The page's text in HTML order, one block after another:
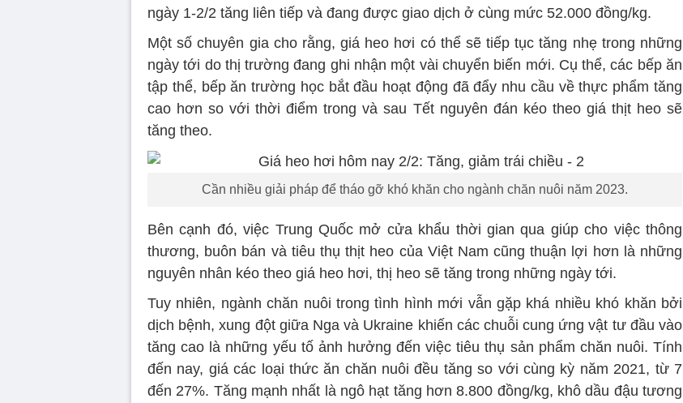
ngày 1-2/2 tăng liên tiếp và đang được giao dịch ở cùng mức 52.000 đồng/kg.
Một số chuyên gia cho rằng, giá heo hơi có thể sẽ tiếp tục tăng nhẹ trong những
ngày tới do thị trường đang ghi nhận một vài chuyển biến mới. Cụ thể, các bếp ăn
tập thể, bếp ăn trường học bắt đầu hoạt động đã đẩy nhu cầu về thực phẩm tăng
cao hơn so với thời điểm trong và sau Tết nguyên đán kéo theo giá thịt heo sẽ
tăng theo.
Cần nhiều giải pháp để tháo gỡ khó khăn cho ngành chăn nuôi năm 2023.
Bên cạnh đó, việc Trung Quốc mở cửa khẩu thời gian qua giúp cho việc thông
thương, buôn bán và tiêu thụ thịt heo của Việt Nam cũng thuận lợi hơn là những
nguyên nhân kéo theo giá heo hơi, thị heo sẽ tăng trong những ngày tới.
Tuy nhiên, ngành chăn nuôi trong tình hình mới vẫn gặp khá nhiều khó khăn bởi
dịch bệnh, xung đột giữa Nga và Ukraine khiến các chuỗi cung ứng vật tư đầu vào
tăng cao là những yếu tố ảnh hưởng đến việc tiêu thụ sản phẩm chăn nuôi. Tính
đến nay, giá các loại thức ăn chăn nuôi đều tăng so với cùng kỳ năm 2021, từ 7
đến 27%. Tăng mạnh nhất là ngô hạt tăng hơn 8.800 đồng/kg, khô dầu đậu tương